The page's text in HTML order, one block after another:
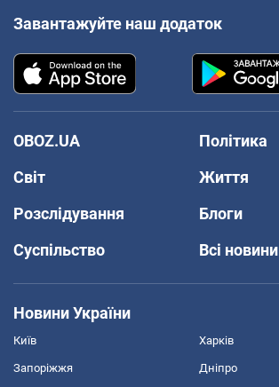
Завантажуйте наш додаток
OBOZ.UA
Політика
Світ
Життя
Розслідування
Блоги
Суспільство
Всі новини
Новини України
Київ Харків
Запоріжжя Дніпро